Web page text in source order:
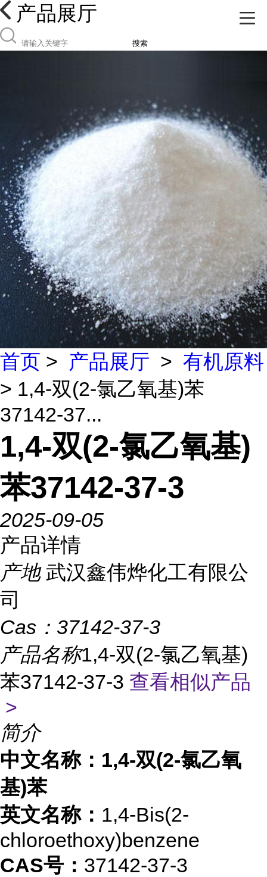
产品展厅
搜索
首页 > 产品展厅 > 有机原料
> 1,4-双(2-氯乙氧基)苯
37142-37...
1,4-双(2-氯乙氧基)
苯37142-37-3
2025-09-05
产品详情
产地 武汉鑫伟烨化工有限公
司
Cas： 37142-37-3
产品名称1,4-双(2-氯乙氧基)
苯37142-37-3 查看相似产品
>
简介
中文名称：1,4-双(2-氯乙氧
基)苯
英文名称： 1,4-Bis(2-
chloroethoxy)benzene
CAS号： 37142-37-3